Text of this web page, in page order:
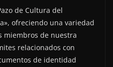
de Cultura del
ofreciendo una variedad
miembros de nuestra
relacionados con
de identidad